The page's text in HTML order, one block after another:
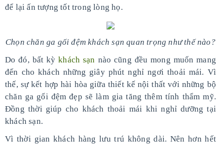
để lại ấn tượng tốt trong lòng họ.
Chọn chăn ga gối đệm khách sạn quan trọng như thế nào?
Do đó, bất kỳkhách sạn nào cũng đều mong muốn mang
đến cho khách những giây phút nghỉ ngơi thoải mái. Vì
thế, sự kết hợp hài hòa giữa thiết kế nội thất với những bộ
chăn ga gối đệm đẹp sẽ làm gia tăng thêm tính thẩm mỹ.
Đồng thời giúp cho khách thoải mái khi nghỉ dưỡng tại
khách sạn.
Vì thời gian khách hàng lưu trú không dài. Nên hơn hết